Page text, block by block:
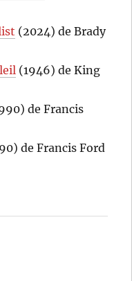
(2024) de Brady
(1946) de King
de Francis
de Francis Ford